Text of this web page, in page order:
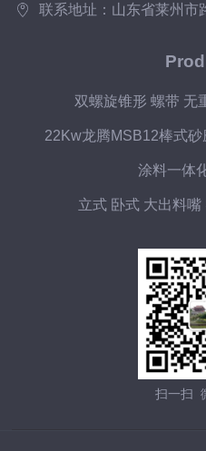
联系地址：山东省莱州市
双螺旋锥形 螺带 无
22Kw龙腾MSB12棒式
涂料一体
立式 卧式 大出料
扫一扫